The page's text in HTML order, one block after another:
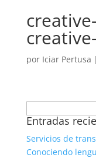
por Iciar Pertusa |
Entradas
Servicios de
Conociendo